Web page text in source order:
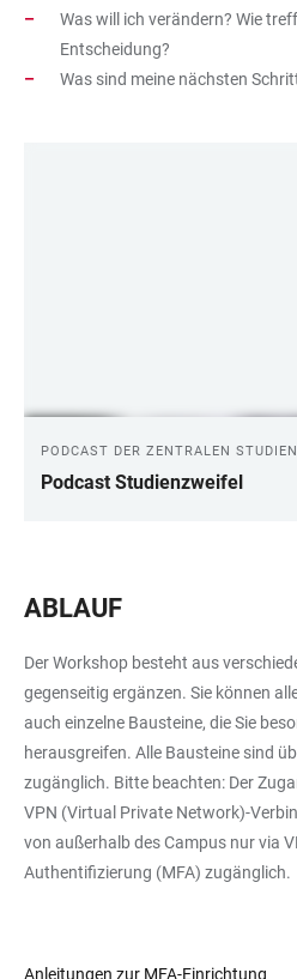
Was will ich verändern? Wie
Entscheidung?
Was sind meine nächsten
PODCAST DER ZENTRALEN
Podcast Studienzweifel
ABLAUF
Der Workshop besteht aus
gegenseitig ergänzen. Sie können
auch einzelne Bausteine, die Sie
herausgreifen. Alle Bausteine sind
zugänglich. Bitte beachten: Der
VPN (Virtual Private Network)-
von außerhalb des Campus nur via
Authentifizierung (MFA) zugänglich.
Anleitungen zur MFA-Einrichtung